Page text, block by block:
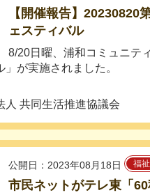
【開催報告】20230820
ェスティバル
8/20日曜、浦和コミュニテ
が実施されました。
人 共同生活推進協議会
公開日：2023年08月18日 福
市民ネットがテレ東「